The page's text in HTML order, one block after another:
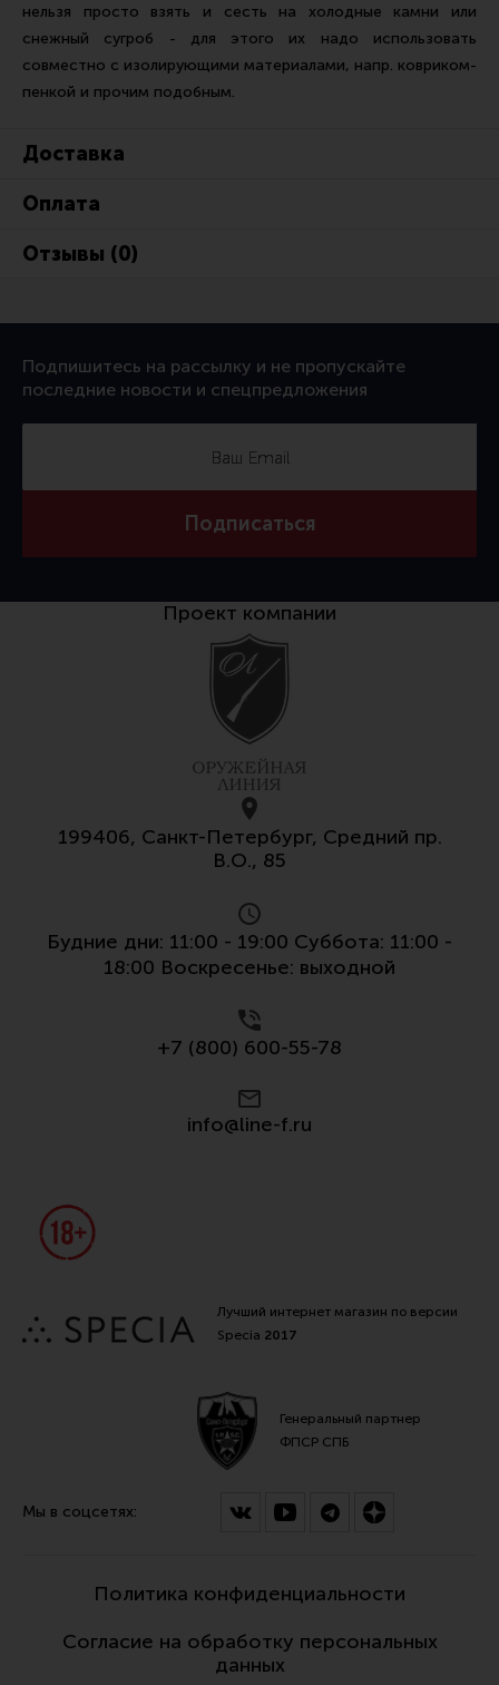
нельзя просто взять и сесть на холодные камни или
снежный сугроб - для этого их надо использовать
совместно с изолирующими материалами, напр. ковриком-
пенкой и прочим подобным.
Доставка
Оплата
Отзывы (0)
Подпишитесь на рассылку и не пропускайте
последние новости и спецпредложения
Подписаться
Проект компании
199406, Санкт-Петербург, Средний пр.
В.О., 85
Будние дни: 11:00 - 19:00 Суббота: 11:00 -
18:00 Воскресенье: выходной
+7 (800) 600-55-78
info@line-f.ru
Лучший интернет магазин по версии
Specia 2017
Генеральный партнер
ФПСР СПБ
Мы в соцсетях:
Политика конфиденциальности
Согласие на обработку персональных
данных